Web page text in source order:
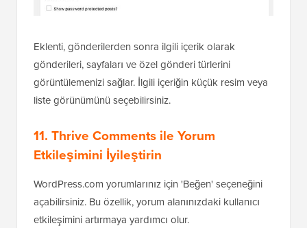
Eklenti, gönderilerden sonra ilgili içerik olarak
gönderileri, sayfaları ve özel gönderi türlerini
görüntülemenizi sağlar. İlgili içeriğin küçük resim veya
liste görünümünü seçebilirsiniz.
11. Thrive Comments ile Yorum
Etkileşimini İyileştirin
WordPress.com yorumlarınız için 'Beğen' seçeneğini
açabilirsiniz. Bu özellik, yorum alanınızdaki kullanıcı
etkileşimini artırmaya yardımcı olur.